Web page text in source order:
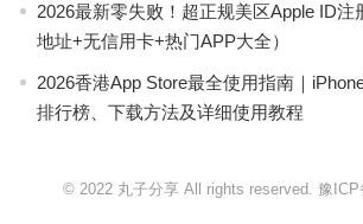
2026最新零失败！超正规美区Apple ID注
地址+无信用卡+热门APP大全）
2026香港App Store最全使用指南｜
排行榜、下载方法及详细使用教程
© 2022 丸子分享 All rights reserved. 豫ICP